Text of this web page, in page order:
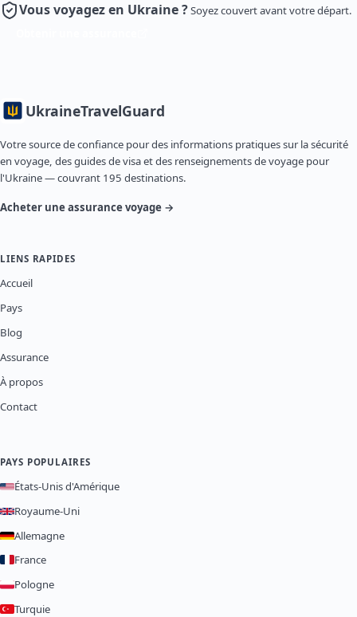
Vous voyagez en Ukraine ?Soyez couvert avant votre départ.
UkraineTravelGuard
Votre source de confiance pour des informations pratiques sur la sécurité
en voyage, des guides de visa et des renseignements de voyage pour
l'Ukraine — couvrant 195 destinations.
Acheter une assurance voyage →
LIENS RAPIDES
Accueil
Pays
Blog
Assurance
À propos
Contact
PAYS POPULAIRES
États-Unis d'Amérique
Royaume-Uni
Allemagne
France
Pologne
Turquie